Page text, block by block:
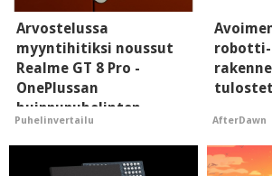
Arvostelussa
myyntihitiksi noussut
Realme GT 8 Pro -
OnePlussan
huippupuhelinten
"perillinen"
Puhelinvertailu AfterDawn